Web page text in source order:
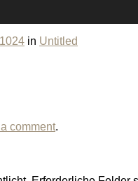
in Untitled
comment.